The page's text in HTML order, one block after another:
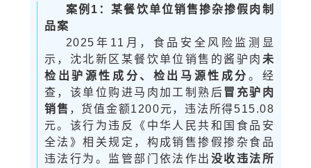
案例1：某餐饮单位销售掺杂掺假肉制
品案
2025年11月，食品安全风险监测显
示，沈北新区某餐饮单位销售的酱驴肉 未
检出驴源性成分、检出马源性成分 。经
查，该单位购进马肉加工制熟后 冒充驴肉
销售 ，货值金额1200元，违法所得515.08
元。该行为违反《中华人民共和国食品安
全法》相关规定，构成销售掺假掺杂食品
违法行为。监管部门依法作出 没收违法所